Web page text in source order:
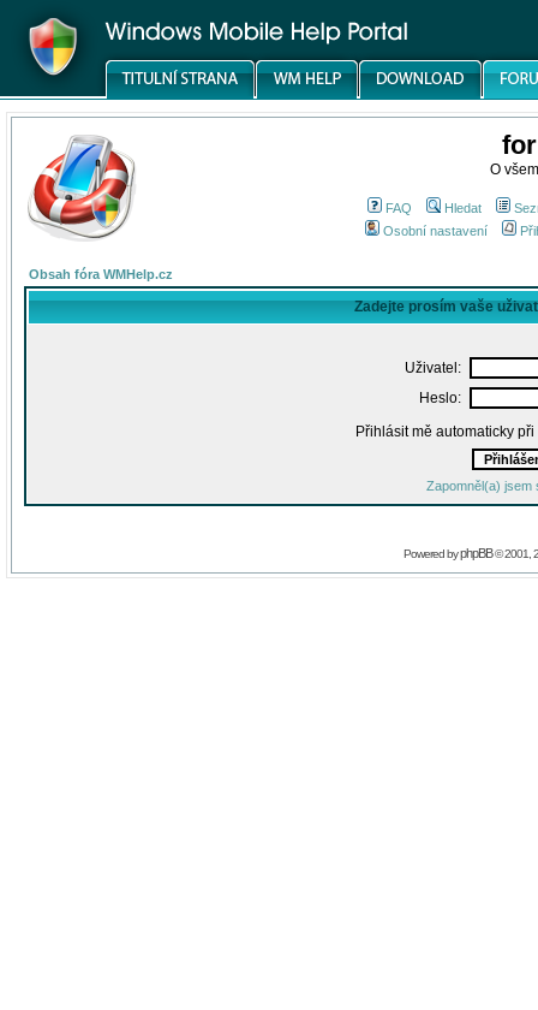
O
FAQ Hledat
Osobní nastavení
Obsah fóra WMHelp.cz
Zadejte prosím vaše
Uživatel:
Heslo:
Přihlásit mě automaticky
Zapomněl(a) jsem
Powered byphpBB© 2001,